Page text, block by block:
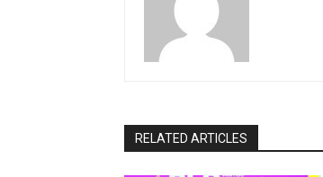
RELATED ARTICLES